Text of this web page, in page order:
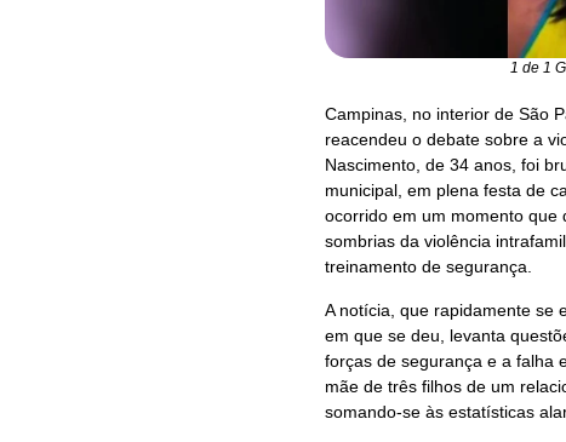
1 de 1
Campinas, no interior de São
reacendeu o debate sobre a
Nascimento, de 34 anos, foi
municipal, em plena festa de
ocorrido em um momento que
sombrias da violência
treinamento de segurança.
A notícia, que rapidamente se
em que se deu, levanta
forças de segurança e a falha
mãe de três filhos de um
somando-se às estatísticas